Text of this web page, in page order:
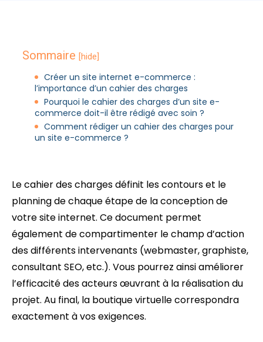
Sommaire [hide]
Créer un site internet e-commerce :
l’importance d’un cahier des charges
Pourquoi le cahier des charges d’un site e-
commerce doit-il être rédigé avec soin ?
Comment rédiger un cahier des charges pour
un site e-commerce ?
Le cahier des charges définit les contours et le
planning de chaque étape de la conception de
votre site internet. Ce document permet
également de compartimenter le champ d’action
des différents intervenants (webmaster, graphiste,
consultant SEO, etc.). Vous pourrez ainsi améliorer
l’efficacité des acteurs œuvrant à la réalisation du
projet. Au final, la boutique virtuelle correspondra
exactement à vos exigences.